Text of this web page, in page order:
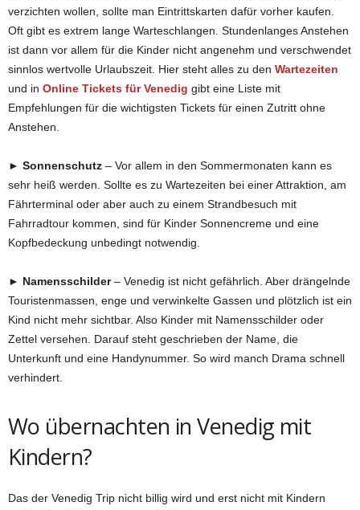
verzichten wollen, sollte man Eintrittskarten dafür vorher kaufen.
Oft gibt es extrem lange Warteschlangen. Stundenlanges Anstehen
ist dann vor allem für die Kinder nicht angenehm und verschwendet
sinnlos wertvolle Urlaubszeit. Hier steht alles zu den Wartezeiten
und in Online Tickets für Venedig gibt eine Liste mit
Empfehlungen für die wichtigsten Tickets für einen Zutritt ohne
Anstehen.
► Sonnenschutz – Vor allem in den Sommermonaten kann es
sehr heiß werden. Sollte es zu Wartezeiten bei einer Attraktion, am
Fährterminal oder aber auch zu einem Strandbesuch mit
Fahrradtour kommen, sind für Kinder Sonnencreme und eine
Kopfbedeckung unbedingt notwendig.
► Namensschilder– Venedig ist nicht gefährlich. Aber drängelnde
Touristenmassen, enge und verwinkelte Gassen und plötzlich ist ein
Kind nicht mehr sichtbar. Also Kinder mit Namensschilder oder
Zettel versehen. Darauf steht geschrieben der Name, die
Unterkunft und eine Handynummer. So wird manch Drama schnell
verhindert.
Wo übernachten in Venedig mit
Kindern?
Das der Venedig Trip nicht billig wird und erst nicht mit Kindern